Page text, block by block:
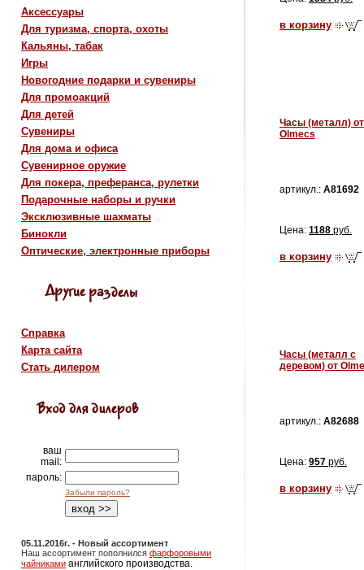
Аксессуары
Для туризма, спорта, охоты
Кальяны, табак
Игры
Новогодние подарки и сувениры
Для промоакций
Для детей
Сувениры
Для дома и офиса
Сувенирное оружие
Для покера, преферанса, рулетки
Подарочные наборы и ручки
Эксклюзивные шахматы
Бинокли
Оптические, электронные приборы
Справка
Карта сайта
Стать дилером
ваш
mail:
пароль:
Забыли пароль?
05.11.2016г. - Новый ассортимент
Наш ассортимент пополнился фарфоровыми
чайниками английского производства.
в корзину
Часы (металл) от
Olmecs
артикул.: A81692
Цена: 1188 руб.
в корзину
Часы (металл с
деревом) от
артикул.: A82688
Цена: 957 руб.
в корзину